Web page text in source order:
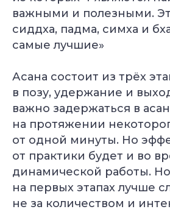
важными и полезными.
сиддха, падма, симха и
самые лучшие»
Асана состоит из трёх
в позу, удержание и
важно задержаться в
на протяжении
от одной минуты. Но
от практики будет и во
динамической работы.
на первых этапах лучше
не за количеством и